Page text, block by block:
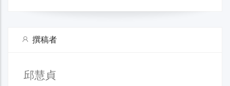
撰稿者
邱慧貞